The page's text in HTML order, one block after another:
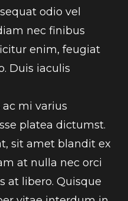
odio vel
nec finibus
enim, feugiat
Duis iaculis
mi varius
platea dictumst.
sit amet blandit ex
at nulla nec orci
at libero. Quisque